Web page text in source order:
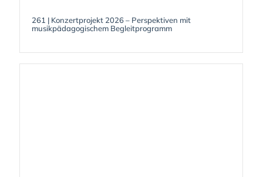
261 | Konzertprojekt 2026 – Perspektiven mit
musikpädagogischem Begleitprogramm